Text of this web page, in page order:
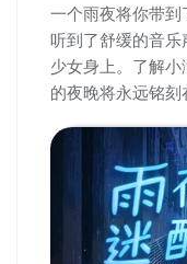
一个雨夜将你带
听到了舒缓的音
少女身上。了解
的夜晚将永远铭刻